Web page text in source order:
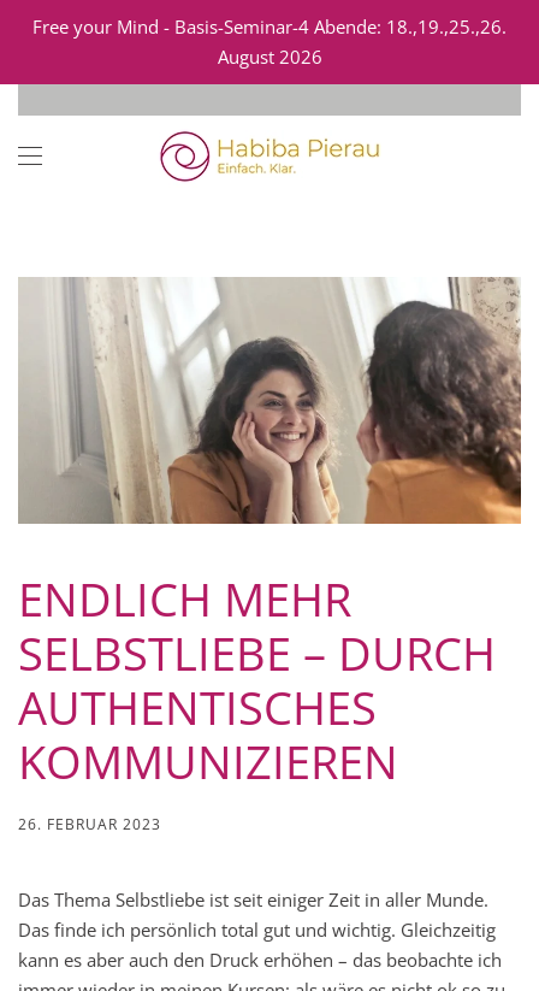
Free your Mind - Basis-Seminar-4 Abende: 18.,19.,25.,26.
August 2026
Zum Hauptinhalt springen
ENDLICH MEHR
SELBSTLIEBE – DURCH
AUTHENTISCHES
KOMMUNIZIEREN
26. FEBRUAR 2023
Das Thema Selbstliebe ist seit einiger Zeit in aller Munde.
Das finde ich persönlich total gut und wichtig. Gleichzeitig
kann es aber auch den Druck erhöhen – das beobachte ich